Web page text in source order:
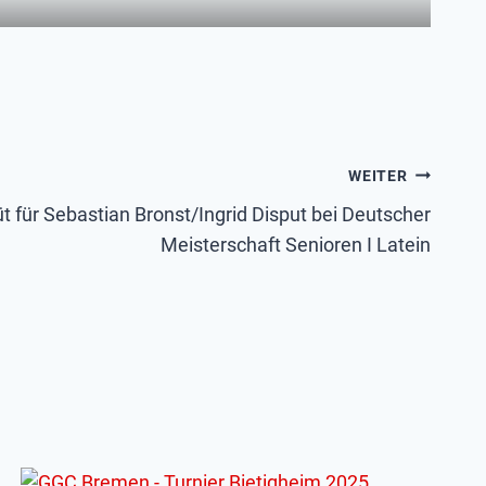
WEITER
für Sebastian Bronst/Ingrid Disput bei Deutscher
Meisterschaft Senioren I Latein